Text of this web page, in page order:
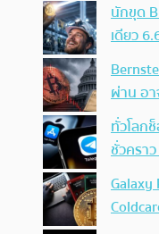
นักขุด
เดียว
ผ่าน อ
ทั่วโลก
ชั่วครา
Galaxy